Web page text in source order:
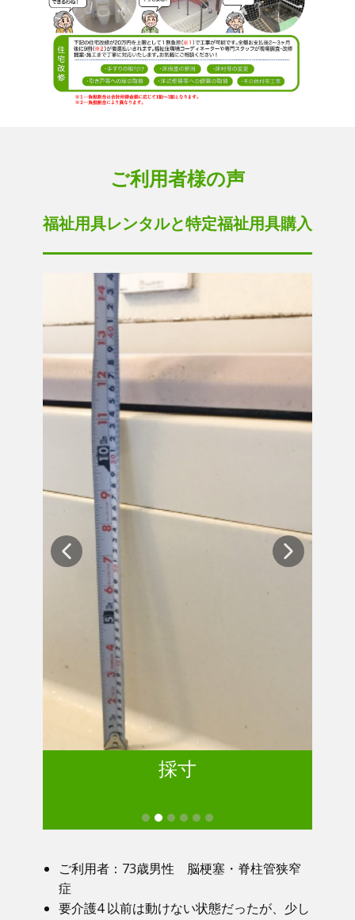
ご利用者様の声
福祉用具レンタルと特定福祉用具購入
採寸
ご利用者：73歳男性 脳梗塞・脊柱管狭窄
症
要介護4 以前は動けない状態だったが、少し